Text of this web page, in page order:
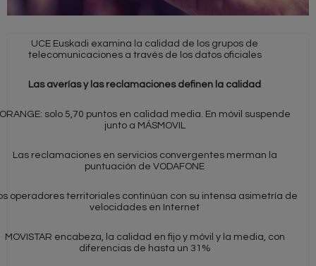
UCE Euskadi examina la calidad de los grupos de
telecomunicaciones a través de los datos oficiales
Las averías y las reclamaciones definen la calidad
solo 5,70 puntos en calidad media. En móvil suspende
junto a MÁSMOVIL
Las reclamaciones en servicios convergentes merman la
puntuación de VODAFONE
operadores territoriales continúan con su intensa asimetría de
velocidades en Internet
MOVISTAR encabeza, la calidad en fijo y móvil y la media, con
diferencias de hasta un 31%